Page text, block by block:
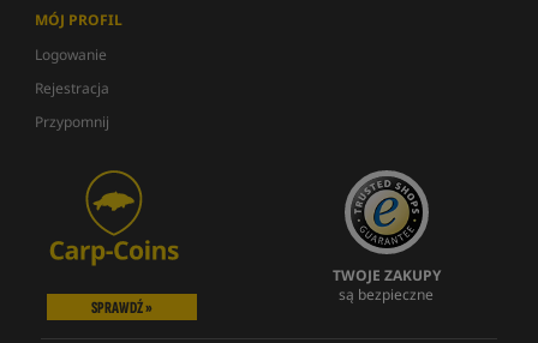
MÓJ PROFIL
Logowanie
Rejestracja
Przypomnij
SPRAWDŹ »
TWOJE ZAKUPY
są bezpieczne